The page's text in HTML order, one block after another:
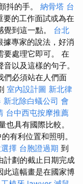
抖的手。 納骨塔 台
要的工作面試或為在
到這一點。 台北
據專家的說法，好消
要處理它即可。 在
以及這樣的句子。
們必須站在人們面
室內設計圖 新北律
新北除白蟻公司 會
台中西屯按摩推薦
也具有國際比較。
有利位置和照明。
擇 台胞證過期 到
計劃的截止日期完成
此這幅畫是在國家博